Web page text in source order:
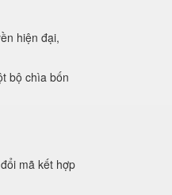
hiện đại,
bộ chìa bốn
mã kết hợp